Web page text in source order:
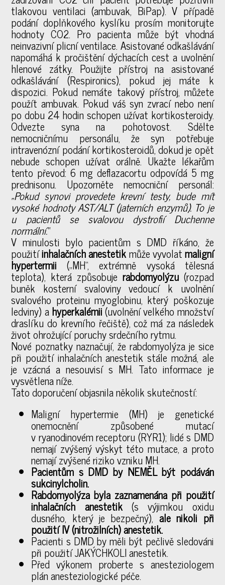
tlakovou ventilaci (ambuvak, BiPap). V případě
podání doplňkového kyslíku prosím monitorujte
hodnoty CO2. Pro pacienta může být vhodná
neinvazivní plicní ventilace. Asistované odkašlávání
napomáhá k pročištění dýchacích cest a uvolnění
hlenové zátky. Použijte přístroj na asistované
odkašlávání (Respironics), pokud jej máte k
dispozici. Pokud nemáte takový přístroj, můžete
použít ambuvak. Pokud váš syn zvrací nebo není
po dobu 24 hodin schopen užívat kortikosteroidy.
Odvezte syna na pohotovost. Sdělte
nemocničnímu personálu, že syn potřebuje
intravenózní podání kortikosteroidů, dokud je opět
nebude schopen užívat orálně. Ukažte lékařům
tento převod: 6 mg deflazacortu odpovídá 5 mg
prednisonu. Upozorněte nemocniční personál:
„Pokud synovi provedete krevní testy, bude mít
vysoké hodnoty AST/ALT (jaterních enzymů). To je
u pacientů se svalovou dystrofií Duchenne
normální.“
V minulosti bylo pacientům s DMD říkáno, že
použitíinhalačních anestetikmůže vyvolatmaligní
hypertermii („MH“, extrémně vysoká tělesná
teplota), která způsobuje rabdomyolýzu(rozpad
buněk kosterní svaloviny vedoucí k uvolnění
svalového proteinu myoglobinu, který poškozuje
ledviny) ahyperkalémii(uvolnění velkého množství
draslíku do krevního řečiště), což má za následek
život ohrožující poruchy srdečního rytmu.
Nové poznatky naznačují, že rabdomyolýza je sice
při použití inhalačních anestetik stále možná, ale
je vzácná a nesouvisí s MH. Tato informace je
vysvětlena níže.
Tato doporučení objasnila několik skutečností:
Maligní hypertermie (MH) je genetické
onemocnění způsobené mutací
v ryanodinovém receptoru (RYR1); lidé s DMD
nemají zvýšený výskyt této mutace, a proto
nemají zvýšené riziko vzniku MH.
Pacientům s DMD by NEMĚL být podáván
sukcinylcholin.
Rabdomyolýza byla zaznamenána při použití
inhalačních anestetik (s výjimkou oxidu
dusného, který je bezpečný),ale nikoli při
použití IV (nitrožilních) anestetik.
Pacienti s DMD by měli být pečlivě sledováni
při použití JAKÝCHKOLI anestetik.
Před výkonem proberte s anesteziologem
plán anesteziologické péče.